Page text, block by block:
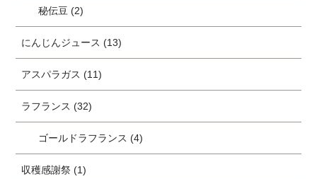
秘伝豆 (2)
にんじんジュース (13)
アスパラガス (11)
ラフランス (32)
ゴールドラフランス (4)
収穫感謝祭 (1)